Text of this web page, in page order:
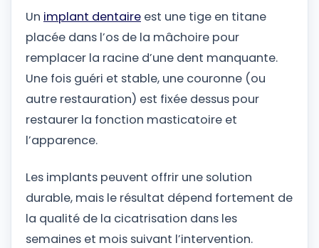
Un implant dentaire est une tige en titane
placée dans l’os de la mâchoire pour
remplacer la racine d’une dent manquante.
Une fois guéri et stable, une couronne (ou
autre restauration) est fixée dessus pour
restaurer la fonction masticatoire et
l’apparence.
Les implants peuvent offrir une solution
durable, mais le résultat dépend fortement de
la qualité de la cicatrisation dans les
semaines et mois suivant l’intervention.